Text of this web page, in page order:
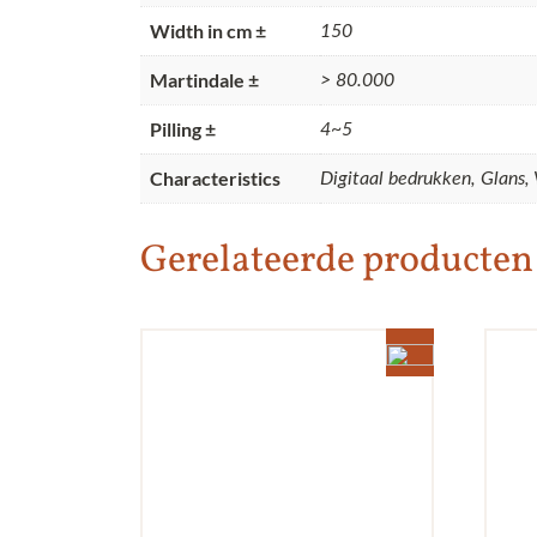
Width in cm ± 150
Martindale ± > 80.000
Pilling ± 4~5
Characteristics Digitaal bedrukken, Glans,
Gerelateerde producten